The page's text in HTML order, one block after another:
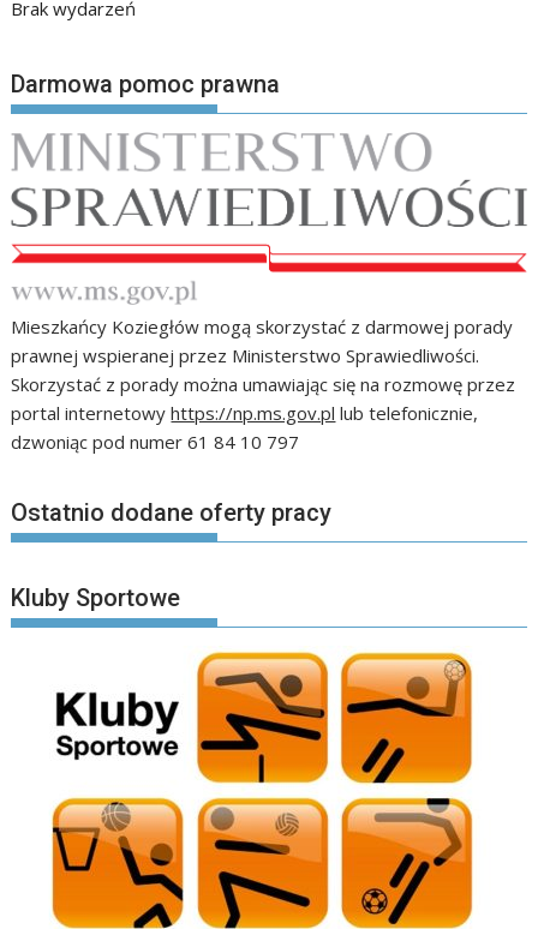
Brak wydarzeń
Darmowa pomoc prawna
Mieszkańcy Koziegłów mogą skorzystać z darmowej porady
prawnej wspieranej przez Ministerstwo Sprawiedliwości.
Skorzystać z porady można umawiając się na rozmowę przez
portal internetowyhttps://np.ms.gov.pl lub telefonicznie,
dzwoniąc pod numer 61 84 10 797
Ostatnio dodane oferty pracy
Kluby Sportowe